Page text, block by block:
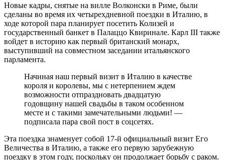
Новые кадры, снятые на вилле Волконски в Риме, были
сделаны во время их четырехдневной поездки в Италию, в
ходе которой пара планирует посетить Колизей и
государственный банкет в Палаццо Квиринале. Карл III также
войдет в историю как первый британский монарх,
выступивший на совместном заседании итальянского
парламента.
Начиная наш первый визит в Италию в качестве
короля и королевы, мы с нетерпением ждем
возможности отпраздновать двадцатую
годовщину нашей свадьбы в таком особенном
месте и с такими замечательными людьми! —
подписала пара свой пост в соцсетях.
Эта поездка знаменует собой 17-й официальный визит Его
Величества в Италию, а также его первую зарубежную
поездку в этом году, поскольку он продолжает борьбу с раком.